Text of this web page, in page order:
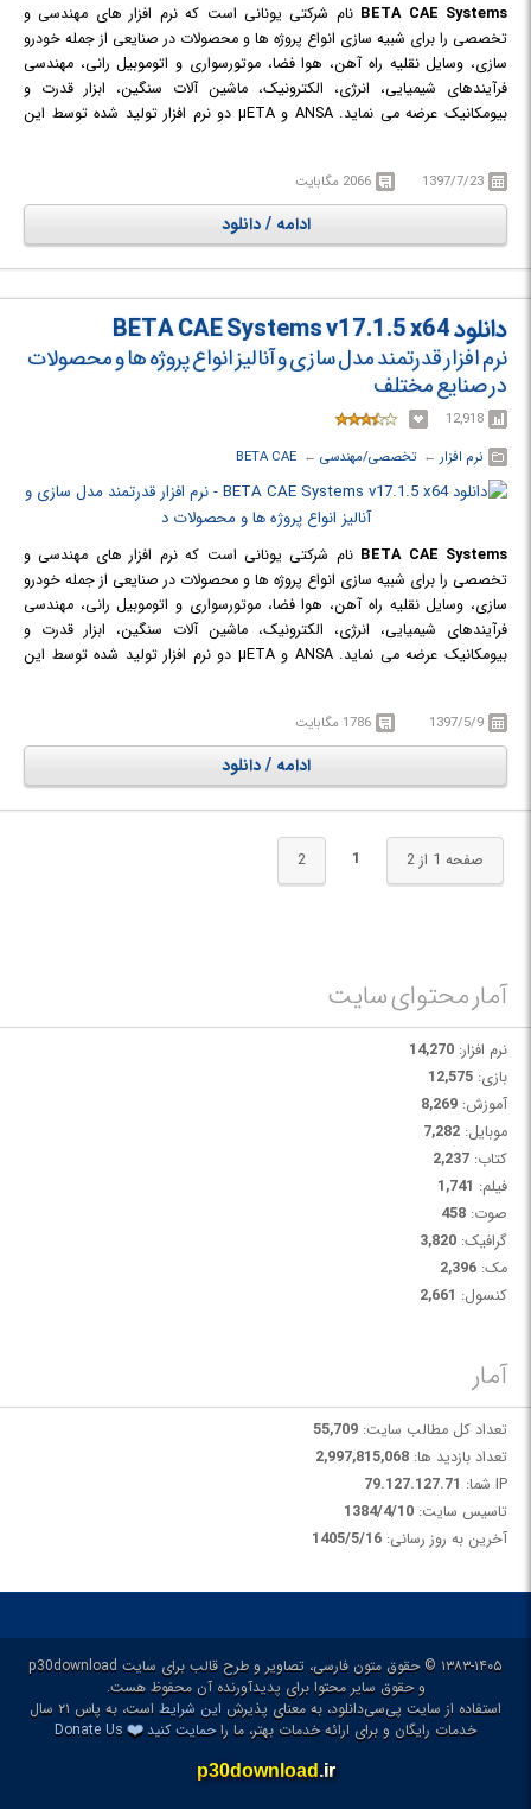
BETA CAE Systems نام شرکتی یونانی است که نرم افزار های مهندسی و
تخصصی را برای شبیه سازی انواع پروژه ها و محصولات در صنایعی از جمله خودرو
سازی، وسایل نقلیه راه آهن، هوا فضا، موتورسواری و اتوموبیل رانی، مهندسی
فرآیندهای شیمیایی، انرژی، الکترونیک، ماشین آلات سنگین، ابزار قدرت و
بیومکانیک عرضه می نماید. ANSA و µETA دو نرم افزار تولید شده توسط این
1397/7/23 2066 مگابایت
ادامه / دانلود
دانلود BETA CAE Systems v17.1.5 x64
نرم افزار قدرتمند مدل سازی و آنالیز انواع پروژه ها و محصولات
در صنایع مختلف
12,918
نرم افزار ← ‏تخصصی/مهندسی ← ‏
BETA CAE
BETA CAE Systems نام شرکتی یونانی است که نرم افزار های مهندسی و
تخصصی را برای شبیه سازی انواع پروژه ها و محصولات در صنایعی از جمله خودرو
سازی، وسایل نقلیه راه آهن، هوا فضا، موتورسواری و اتوموبیل رانی، مهندسی
فرآیندهای شیمیایی، انرژی، الکترونیک، ماشین آلات سنگین، ابزار قدرت و
بیومکانیک عرضه می نماید. ANSA و µETA دو نرم افزار تولید شده توسط این
1397/5/9 1786 مگابایت
ادامه / دانلود
صفحه 1 از 2 1
2
آمار محتوای سایت
نرم افزار: 14,270
بازی: 12,575
آموزش: 8,269
موبایل: 7,282
کتاب: 2,237
فیلم: 1,741
صوت: 458
گرافیک: 3,820
مک: 2,396
کنسول: 2,661
آمار
تعداد کل مطالب سایت: 55,709
تعداد بازدید ها: 2,997,815,068
IP شما:
79.127.127.71
تاسیس سایت: 1384/4/10
آخرین به روز رسانی: 1405/5/16
۱۳۸۳-۱۴۰۵ © حقوق متون فارسی، تصاویر و طرح قالب برای سایت p30download
و حقوق سایر محتوا برای پدیدآورنده آن محفوظ هست.
استفاده از سایت پی‌سی‌دانلود، به معنای پذیرش این شرایط
است، به پاس ۲۱ سال
خدمات رایگان و برای ارائه خدمات بهتر، ما راحمایت کنید❤️
Donate Us
p30download